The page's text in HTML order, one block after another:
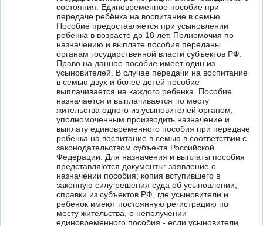
состояния. Единовременное пособие при
передаче ребёнка на воспитание в семью
Пособие предоставляется при усыновлении
ребенка в возрасте до 18 лет. Полномочия по
назначению и выплате пособия переданы
органам государственной власти субъектов РФ.
Право на данное пособие имеет один из
усыновителей. В случае передачи на воспитание
в семью двух и более детей пособие
выплачивается на каждого ребенка. Пособие
назначается и выплачивается по месту
жительства одного из усыновителей органом,
уполномоченным производить назначение и
выплату единовременного пособия при передаче
ребенка на воспитание в семью в соответствии с
законодательством субъекта Российской
Федерации. Для назначения и выплаты пособия
представляются документы: заявление о
назначении пособия; копия вступившего в
законную силу решения суда об усыновлении;
справки из субъектов РФ, где усыновители и
ребенок имеют постоянную регистрацию по
месту жительства, о неполучении
единовременного пособия - если усыновители